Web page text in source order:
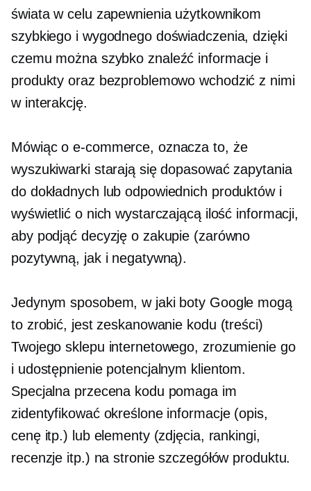
świata w celu zapewnienia użytkownikom
szybkiego i wygodnego doświadczenia, dzięki
czemu można szybko znaleźć informacje i
produkty oraz bezproblemowo wchodzić z nimi
w interakcję.
Mówiąc o e-commerce, oznacza to, że
wyszukiwarki starają się dopasować zapytania
do dokładnych lub odpowiednich produktów i
wyświetlić o nich wystarczającą ilość informacji,
aby podjąć decyzję o zakupie (zarówno
pozytywną, jak i negatywną).
Jedynym sposobem, w jaki boty Google mogą
to zrobić, jest zeskanowanie kodu (treści)
Twojego sklepu internetowego, zrozumienie go
i udostępnienie potencjalnym klientom.
Specjalna przecena kodu pomaga im
zidentyfikować określone informacje (opis,
cenę itp.) lub elementy (zdjęcia, rankingi,
recenzje itp.) na stronie szczegółów produktu.